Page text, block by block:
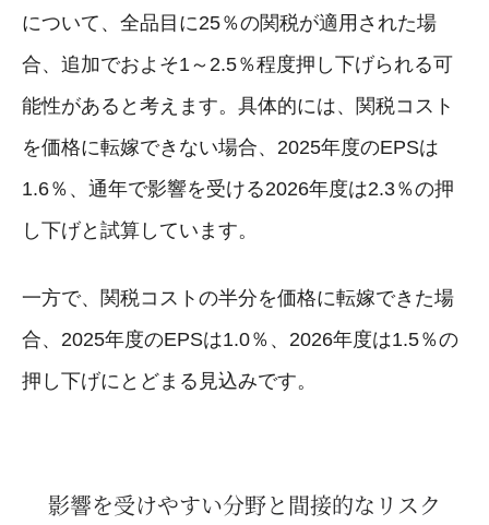
について、全品目に25％の関税が適用された場
合、追加でおよそ1～2.5％程度押し下げられる可
能性があると考えます。具体的には、関税コスト
を価格に転嫁できない場合、2025年度のEPSは
1.6％、通年で影響を受ける2026年度は2.3％の押
し下げと試算しています。
一方で、関税コストの半分を価格に転嫁できた場
合、2025年度のEPSは1.0％、2026年度は1.5％の
押し下げにとどまる見込みです。
影響を受けやすい分野と間接的なリスク